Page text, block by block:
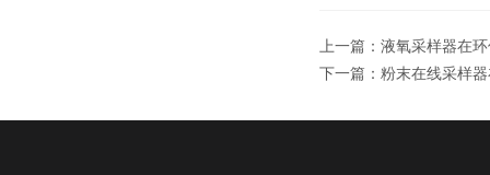
上一篇： 液氧采样器在
下一篇： 粉末在线采样